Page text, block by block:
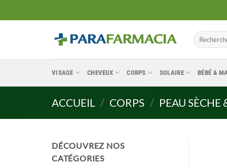
au
Recherche
pour :
VISAGE CHEVEUX CORPS SOLAIRE BÉBÉ &
ACCUEIL / CORPS / PEAU SÈCHE
DÉCOUVREZ NOS
CATÉGORIES